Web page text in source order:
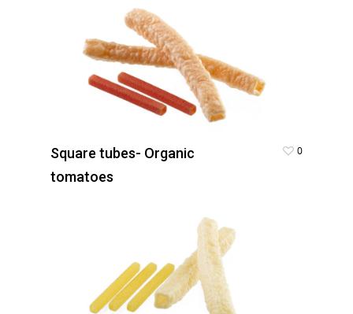
Square tubes- Organic
tomatoes
0